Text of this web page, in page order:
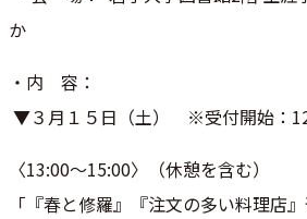
か
・内 容：
▼３月１５日（土） ※受付開始：
〈13:00〜15:00〉（休憩を含む）
「『春と修羅』『注文の多い料理